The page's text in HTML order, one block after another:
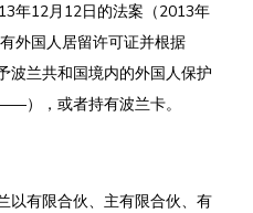
年12月12日的法案（2013年
国人居留许可证并根据
波兰共和国境内的外国人保护
），或者持有波兰卡。
以有限合伙、主有限合伙、有